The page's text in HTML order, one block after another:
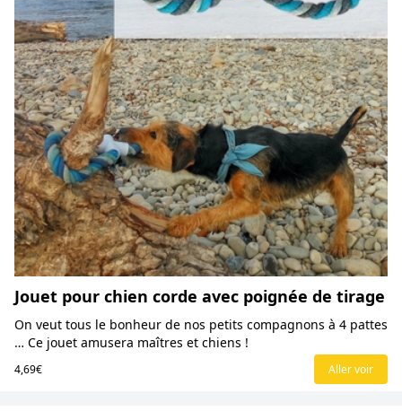
Jouet pour chien corde avec poignée de tirage
On veut tous le bonheur de nos petits compagnons à 4 pattes
… Ce jouet amusera maîtres et chiens !
4,69€ Aller voir